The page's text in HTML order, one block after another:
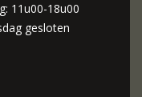
11u00-18u00
gesloten